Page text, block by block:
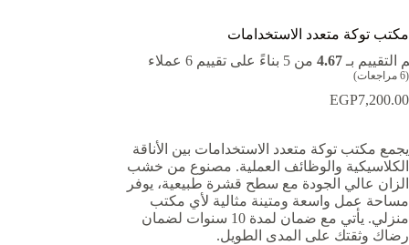
مكتب توكة متعدد الاستخدامات
التقييم بـ 4.67من 5 بناءً على تقييم 6عملاء
(
6 مراجعات)
EGP7,200.00
يجمع مكتب توكة متعدد الاستخدامات بين الأناقة
الكلاسيكية والوظائف العملية. مصنوع من خشب
الزان عالي الجودة مع سطح قشرة طبيعية، يوفر
مساحة عمل واسعة ومتينة مثالية لأي مكتب
منزلي. يأتي مع ضمان لمدة 10 سنوات لضمان
رضاك وثقتك على المدى الطويل.